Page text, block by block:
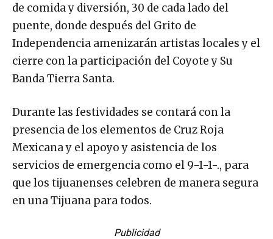
de comida y diversión, 30 de cada lado del
puente, donde después del Grito de
Independencia amenizarán artistas locales y el
cierre con la participación del Coyote y Su
Banda Tierra Santa.
Durante las festividades se contará con la
presencia de los elementos de Cruz Roja
Mexicana y el apoyo y asistencia de los
servicios de emergencia como el 9-1-1-., para
que los tijuanenses celebren de manera segura
en una Tijuana para todos.
Publicidad